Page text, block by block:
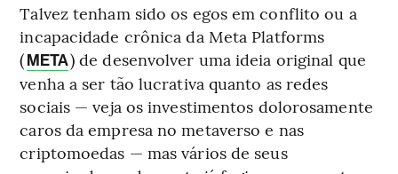
Talvez tenham sido os egos em conflito ou a
incapacidade crônica da Meta Platforms
(META) de desenvolver uma ideia original que
venha a ser tão lucrativa quanto as redes
sociais — veja os investimentos dolorosamente
caros da empresa no metaverso e nas
criptomoedas — mas vários de seus